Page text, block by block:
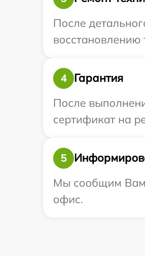
После
восстановлению
4
Гарантия
После
сертификат на
5
Мы сообщим Вам
офис.